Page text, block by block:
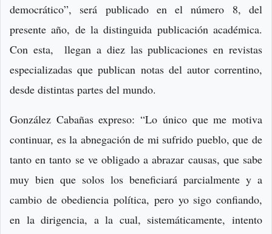
democrático”, será publicado en el número 8, del
presente año, de la distinguida publicación académica.
Con esta, llegan a diez las publicaciones en revistas
especializadas que publican notas del autor correntino,
desde distintas partes del mundo.
González Cabañas expreso: “Lo único que me motiva
continuar, es la abnegación de mi sufrido pueblo, que de
tanto en tanto se ve obligado a abrazar causas, que sabe
muy bien que solos los beneficiará parcialmente y a
cambio de obediencia política, pero yo sigo confiando,
en la dirigencia, a la cual, sistemáticamente, intento